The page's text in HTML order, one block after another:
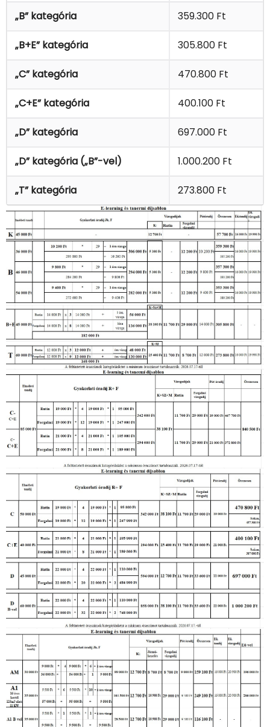
„B” kategória 359.300 Ft
„B+E” kategória 305.800 Ft
„C” kategória 470.800 Ft
„C+E” kategória 400.100 Ft
„D” kategória 697.000 Ft
„D” kategória („B”-vel) 1.000.200 Ft
„T” kategória 273.800 Ft